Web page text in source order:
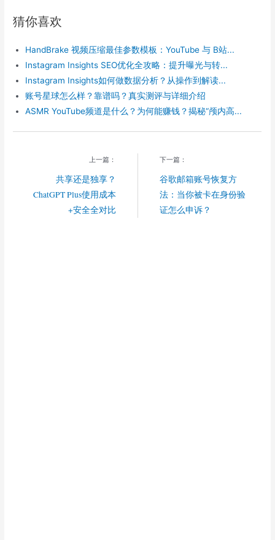
e
b
k
m
b
o
猜你喜欢
HandBrake 视频压缩最佳参数模板：YouTube 与 B站...
Instagram Insights SEO优化全攻略：提升曝光与转...
Instagram Insights如何做数据分析？从操作到解读...
账号星球怎么样？靠谱吗？真实测评与详细介绍
ASMR YouTube频道是什么？为何能赚钱？揭秘“颅内高...
上一篇：
共享还是独享？
ChatGPT Plus使用成本
+安全全对比
下一篇：
谷歌邮箱账号恢复方
法：当你被卡在身份验
证怎么申诉？